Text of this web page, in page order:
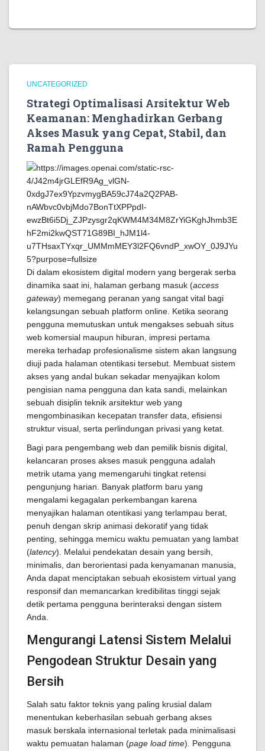
UNCATEGORIZED
Strategi Optimalisasi Arsitektur Web
Keamanan: Menghadirkan Gerbang
Akses Masuk yang Cepat, Stabil, dan
Ramah Pengguna
Di dalam ekosistem digital modern yang bergerak serba
dinamika saat ini, halaman gerbang masuk (access
gateway) memegang peranan yang sangat vital bagi
kelangsungan sebuah platform online. Ketika seorang
pengguna memutuskan untuk mengakses sebuah situs
web komersial maupun hiburan, impresi pertama
mereka terhadap profesionalisme sistem akan langsung
diuji pada halaman otentikasi tersebut. Membuat sistem
akses yang andal bukan sekadar menyajikan kolom
pengisian nama pengguna dan kata sandi, melainkan
sebuah disiplin teknik arsitektur web yang
mengombinasikan kecepatan transfer data, efisiensi
struktur visual, serta perlindungan privasi yang ketat.
Bagi para pengembang web dan pemilik bisnis digital,
kelancaran proses akses masuk pengguna adalah
metrik utama yang memengaruhi tingkat retensi
pengunjung harian. Banyak platform baru yang
mengalami kegagalan perkembangan karena
menyajikan halaman otentikasi yang terlampau berat,
penuh dengan skrip animasi dekoratif yang tidak
penting, sehingga memicu waktu pemuatan yang lambat
(latency). Melalui pendekatan desain yang bersih,
minimalis, dan berorientasi pada kenyamanan manusia,
Anda dapat menciptakan sebuah ekosistem virtual yang
responsif dan memancarkan kredibilitas tinggi sejak
detik pertama pengguna berinteraksi dengan sistem
Anda.
Mengurangi Latensi Sistem Melalui
Pengodean Struktur Desain yang
Bersih
Salah satu faktor teknis yang paling krusial dalam
menentukan keberhasilan sebuah gerbang akses
masuk berskala internasional terletak pada minimalisasi
waktu pemuatan halaman (page load time). Pengguna